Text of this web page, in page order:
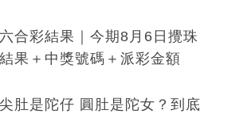
六合彩結果｜今期8月6日攪珠
結果＋中獎號碼＋派彩金額
尖肚是陀仔 圓肚是陀女？到底